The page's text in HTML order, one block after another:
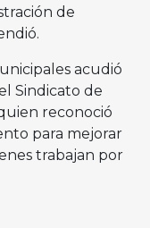
de
acudió
Sindicato de
reconoció
para mejorar
trabajan por